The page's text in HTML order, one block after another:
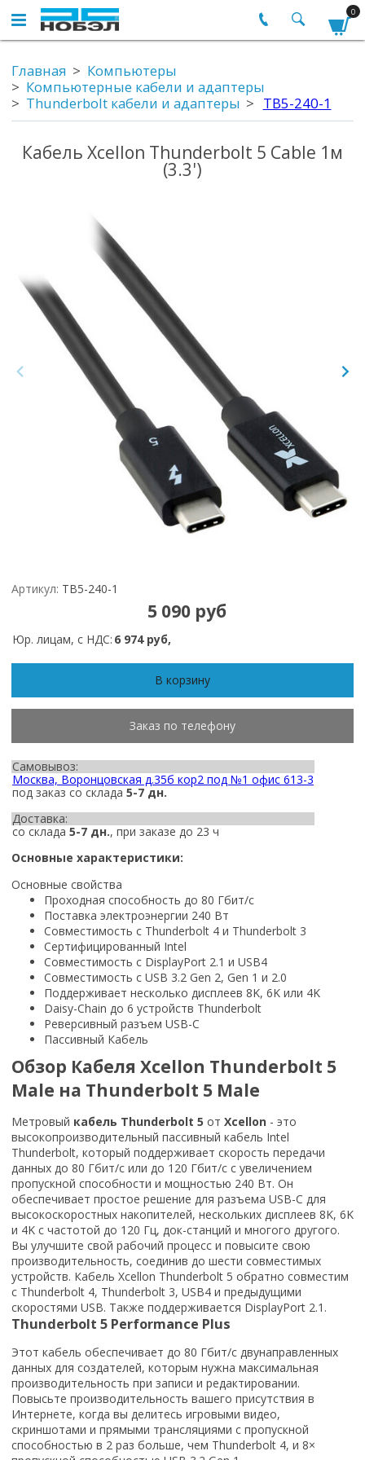
0
Главная
Компьютеры
Компьютерные кабели и адаптеры
Thunderbolt кабели и адаптеры
TB5-240-1
Кабель Xcellon Thunderbolt 5 Cable 1м
(3.3')
Артикул: TB5-240-1
5 090 руб
Юр. лицам, с НДС: 6 974 руб,
В корзину
Заказ по телефону
Самовывоз:
Москва, Воронцовская д.35б кор2 под №1 офис 613-3
под заказ со склада 5-7 дн.
Доставка:
со склада 5-7 дн., при заказе до 23 ч
Основные характеристики:
Основные свойства
Проходная способность до 80 Гбит/с
Поставка электроэнергии 240 Вт
Совместимость с Thunderbolt 4 и Thunderbolt 3
Сертифицированный Intel
Совместимость с DisplayPort 2.1 и USB4
Совместимость с USB 3.2 Gen 2, Gen 1 и 2.0
Поддерживает несколько дисплеев 8K, 6K или 4K
Daisy-Chain до 6 устройств Thunderbolt
Реверсивный разъем USB-C
Пассивный Кабель
Обзор Кабеля Xcellon Thunderbolt 5
Male на Thunderbolt 5 Male
Метровый кабель Thunderbolt 5 от Xcellon - это
высокопроизводительный пассивный кабель Intel
Thunderbolt, который поддерживает скорость передачи
данных до 80 Гбит/с или до 120 Гбит/с с увеличением
пропускной способности и мощностью 240 Вт. Он
обеспечивает простое решение для разъема USB-C для
высокоскоростных накопителей, нескольких дисплеев 8K, 6K
и 4K с частотой до 120 Гц, док-станций и многого другого.
Вы улучшите свой рабочий процесс и повысите свою
производительность, соединив до шести совместимых
устройств. Кабель Xcellon Thunderbolt 5 обратно совместим
с Thunderbolt 4, Thunderbolt 3, USB4 и предыдущими
скоростями USB. Также поддерживается DisplayPort 2.1.
Thunderbolt 5 Performance Plus
Этот кабель обеспечивает до 80 Гбит/с двунаправленных
данных для создателей, которым нужна максимальная
производительность при записи и редактировании.
Повысьте производительность вашего присутствия в
Интернете, когда вы делитесь игровыми видео,
скриншотами и прямыми трансляциями с пропускной
способностью в 2 раз больше, чем Thunderbolt 4, и 8×